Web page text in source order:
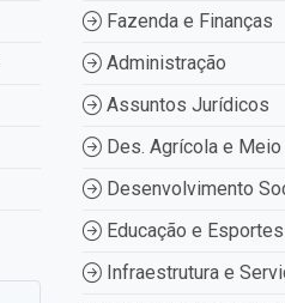
Fazenda e Finanças
Administração
Assuntos Jurídicos
Des. Agrícola e
Desenvolvimento
Educação e Esportes
Infraestrutura e